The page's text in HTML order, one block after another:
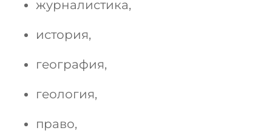
журналистика,
история,
география,
геология,
право,